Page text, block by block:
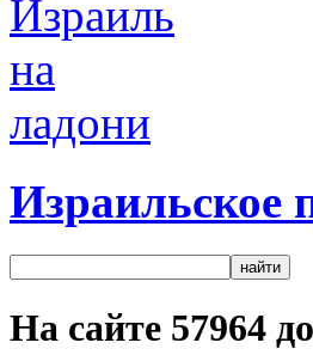
Израильское
На сайте 57964